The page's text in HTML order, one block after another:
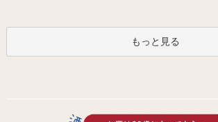
もっと見る